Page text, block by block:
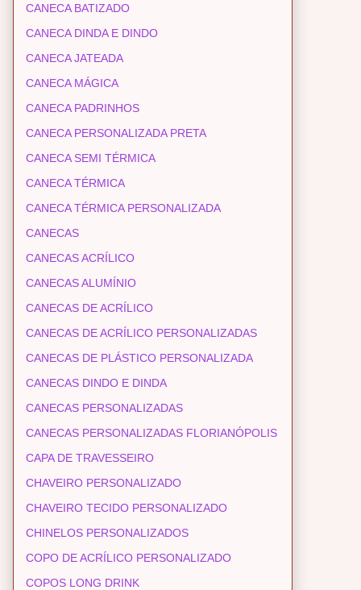
CANECA BATIZADO
CANECA DINDA E DINDO
CANECA JATEADA
CANECA MÁGICA
CANECA PADRINHOS
CANECA PERSONALIZADA PRETA
CANECA SEMI TÉRMICA
CANECA TÉRMICA
CANECA TÉRMICA PERSONALIZADA
CANECAS
CANECAS ACRÍLICO
CANECAS ALUMÍNIO
CANECAS DE ACRÍLICO
CANECAS DE ACRÍLICO PERSONALIZADAS
CANECAS DE PLÁSTICO PERSONALIZADA
CANECAS DINDO E DINDA
CANECAS PERSONALIZADAS
CANECAS PERSONALIZADAS FLORIANÓPOLIS
CAPA DE TRAVESSEIRO
CHAVEIRO PERSONALIZADO
CHAVEIRO TECIDO PERSONALIZADO
CHINELOS PERSONALIZADOS
COPO DE ACRÍLICO PERSONALIZADO
COPOS LONG DRINK